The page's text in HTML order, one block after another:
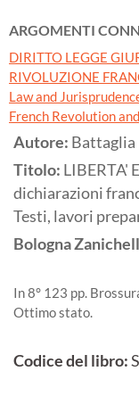
ARGOMENTI
DIRITTO LEGGE
RIVOLUZIONE
Law and
French Revolution
Autore: Battaglia
Titolo: LIBERTA'
dichiarazioni
Testi, lavori
Bologna
In 8° 123 pp.
Ottimo stato.
Codice del libro: